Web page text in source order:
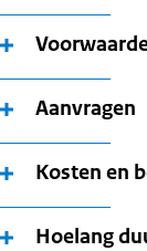
Aanvragen
Kosten en
Hoelang